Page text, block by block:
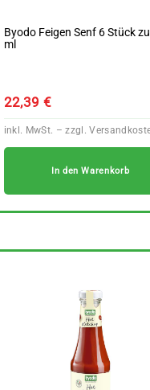
Byodo Feigen Senf 6 Stück
ml
22,39 €
In den Warenkorb